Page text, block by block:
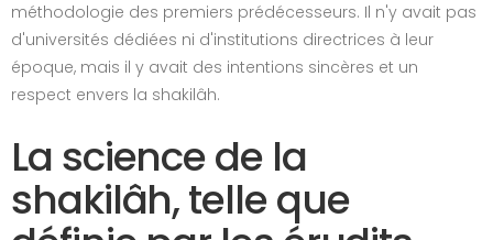
méthodologie des premiers prédécesseurs. Il n'y avait pas
d'universités dédiées ni d'institutions directrices à leur
époque, mais il y avait des intentions sincères et un
respect envers la shakilâh.
La science de la
shakilâh, telle que